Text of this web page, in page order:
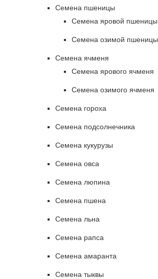
Семена пшеницы
Семена яровой пшеницы
Семена озимой пшеницы
Семена ячменя
Семена ярового ячменя
Семена озимого ячменя
Семена гороха
Семена подсолнечника
Семена кукурузы
Семена овса
Семена люпина
Семена пшена
Семена льна
Семена рапса
Семена амаранта
Семена тыквы